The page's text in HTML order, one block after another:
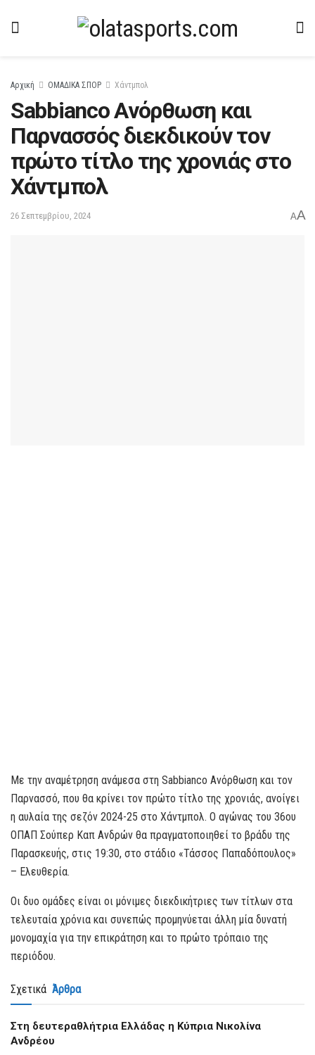
Αρχική ΟΜΑΔΙΚΑ ΣΠΟΡ Χάντμπολ
Sabbianco Aνόρθωση και
Παρνασσός διεκδικούν τον
πρώτο τίτλο της χρονιάς στο
Χάντμπολ
26 Σεπτεμβρίου, 2024 AA
Με την αναμέτρηση ανάμεσα στη Sabbianco Aνόρθωση και τον
Παρνασσό, που θα κρίνει τον πρώτο τίτλο της χρονιάς, ανοίγει
η αυλαία της σεζόν 2024-25 στο Χάντμπολ. Ο αγώνας του 36ου
ΟΠΑΠ Σούπερ Καπ Ανδρών θα πραγματοποιηθεί το βράδυ της
Παρασκευής, στις 19:30, στο στάδιο «Τάσσος Παπαδόπουλος»
– Ελευθερία.
Οι δυο ομάδες είναι οι μόνιμες διεκδικήτριες των τίτλων στα
τελευταία χρόνια και συνεπώς προμηνύεται άλλη μία δυνατή
μονομαχία για την επικράτηση και το πρώτο τρόπαιο της
περιόδου.
Σχετικά Άρθρα
Στη δευτεραθλήτρια Ελλάδας η Κύπρια Νικολίνα
Ανδρέου